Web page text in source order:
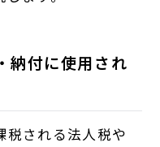
納付に使用され
税される法人税や